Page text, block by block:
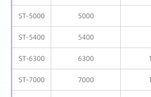
ST-5000 5000
ST-5400 5400
ST-6300 6300
ST-7000 7000